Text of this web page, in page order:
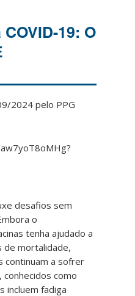
19: O
2024 pelo PPG
desafios sem
o
tenha ajudado a
de mortalidade,
continuam a sofrer
como
incluem fadiga